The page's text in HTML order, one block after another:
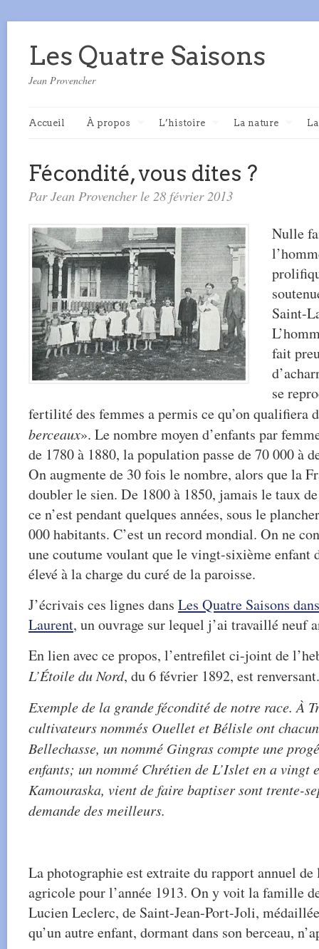
Les Quatre Saisons
Jean Provencher
Accueil À propos L’histoire La nature
Fécondité, vous dites ?
Par Jean Provencher le 28 février 2013
Nulle
Saint-
fait
se
fertilité des femmes a permis ce qu’on qualifiera
berceaux». Le nombre moyen d’enfants par
de 1780 à 1880, la population passe de 70 000 à
On augmente de 30 fois le nombre, alors que la
doubler le sien. De 1800 à 1850, jamais le taux
ce n’est pendant quelques années, sous le
000 habitants. C’est un record mondial. On ne
une coutume voulant que le vingt-sixième enfant
élevé à la charge du curé de la paroisse.
J’écrivais ces lignes dans Les Quatre Saisons
Laurent, un ouvrage sur lequel j’ai travaillé neuf
En lien avec ce propos, l’entrefilet ci-joint de
L’Étoile du Nord, du 6 février 1892, est renversant.
Exemple de la grande fécondité de notre race. À
cultivateurs nommés Ouellet et Bélisle ont
Bellechasse, un nommé Gingras compte une
enfants; un nommé Chrétien de L’Islet en a
Kamouraska, vient de faire baptiser sont trente-
demande des meilleurs.
La photographie est extraite du rapport annuel
agricole pour l’année 1913. On y voit la famille
Lucien Leclerc, de Saint-Jean-Port-Joli,
qu’un autre enfant, dormant dans son berceau,